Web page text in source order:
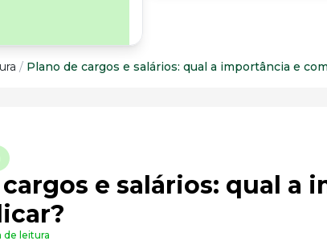
/ Plano de cargos e salários: qual a importância e
e salários: qual a
de leitura